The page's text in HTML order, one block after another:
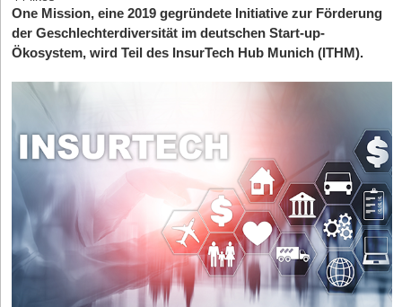
One Mission, eine 2019 gegründete Initiative zur Förderung
der Geschlechterdiversität im deutschen Start-up-
Ökosystem, wird Teil des InsurTech Hub Munich (ITHM).